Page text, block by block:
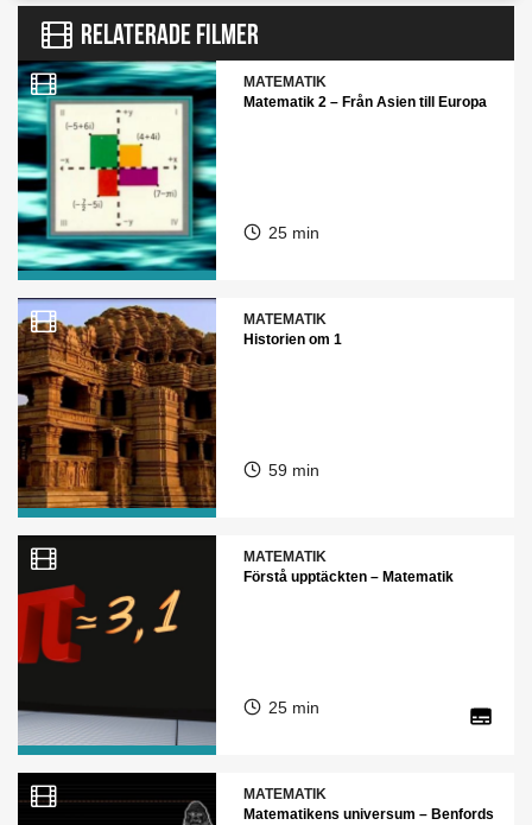
RELATERADE FILMER
MATEMATIK
Matematik 2 – Från Asien till Europa
25 min
MATEMATIK
Historien om 1
59 min
MATEMATIK
Förstå upptäckten – Matematik
25 min
MATEMATIK
Matematikens universum – Benfords